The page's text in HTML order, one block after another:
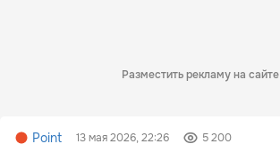
Разместить рекламу на сайте
Point 13 мая 2026, 22:26 5 200